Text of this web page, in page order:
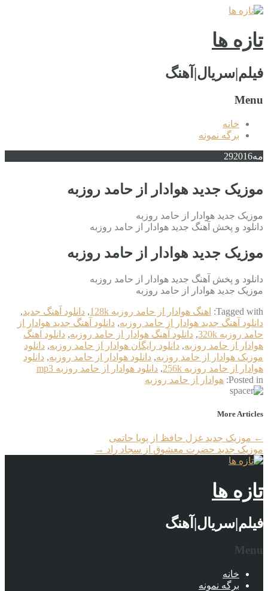
تازه ها
فیلم|سریال|آهنگ
Menu
خانه
برگه نمونه
مه 292016
موزیک جدید هوادار از حامد روزبه
موزیک جدید هوادار از حامد روزبه
دانلود و پخش آهنگ جدید هوادار از حامد روزبه
موزیک جدید هوادار از حامد روزبه
دانلود و پخش آهنگ جدید هوادار از حامد روزبه
موزیک جدید هوادار از حامد روزبه
Tagged with: اهنگ هوادار از حامد روزبه 128k , دانلود آهنگ جدید,
دانلود آهنگ جدید هوادار از حامد روزبه, دانلود آهنگ جدید هوادار از
حامد روزبه 320k
, دانلود آهنگ هوادار از حامد روزبه, دانلود اهنگ
هوادار از حامد روزبه, دانلود رایگان هوادار از حامد روزبه, دانلود
موزیک هوادار از حامد روزبه, دانلود هوادار از حامد روزبه, دانلود
هوادار از حامد روزبه 256k
, دانلود هوادار از حامد روزبه mp3
Posted in: هوادار از حامد روزبه
More Articles
← موزیک جدید غزل حافظ از پویا حاتمی
موزیک جدید حضرت معشوق از سجاد راد →
تازه ها
فیلم|سریال|آهنگ
Menu
خانه
برگه نمونه